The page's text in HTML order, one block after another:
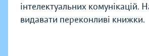
інтелектуальних комунікацій.
видавати переконливі книжки.